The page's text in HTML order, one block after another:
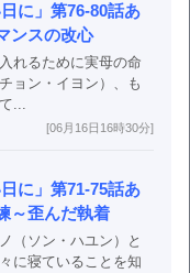
に」第76-80話あ
ンスの改心
れるために実母の命
ョン・イヨン）、も
...
[06月16日16時30分]
に」第71-75話あ
～歪んだ執着
（ソン・ハユン）と
に寝ていることを知